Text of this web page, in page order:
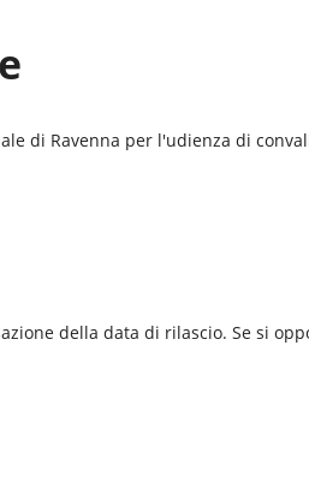
di Ravenna per l'udienza di
della data di rilascio. Se si